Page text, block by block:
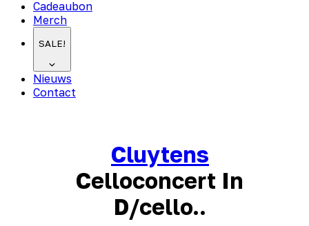
Cadeaubon
Merch
SALE!
Nieuws
Contact
Cluytens
Celloconcert In
D/cello..